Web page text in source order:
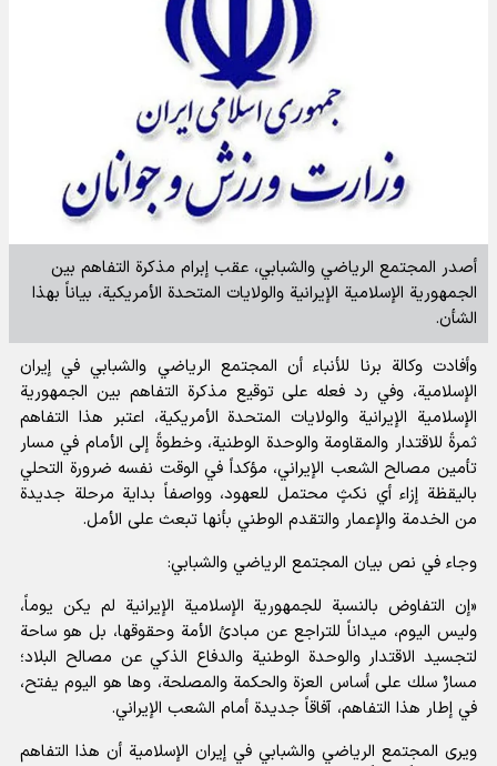
أصدر المجتمع الرياضي والشبابي، عقب إبرام مذكرة التفاهم بين
الجمهورية الإسلامية الإيرانية والولايات المتحدة الأمريكية، بياناً بهذا
الشأن.
وأفادتوكالة برنا للأنباءأن المجتمع الرياضي والشبابي في إيران
الإسلامية، وفي رد فعله على توقيع مذكرة التفاهم بين الجمهورية
الإسلامية الإيرانية والولايات المتحدة الأمريكية، اعتبر هذا التفاهم
ثمرةً للاقتدار والمقاومة والوحدة الوطنية، وخطوةً إلى الأمام في مسار
تأمين مصالح الشعب الإيراني، مؤكداً في الوقت نفسه ضرورة التحلي
باليقظة إزاء أي نكثٍ محتمل للعهود، وواصفاً بداية مرحلة جديدة
من الخدمة والإعمار والتقدم الوطني بأنها تبعث على الأمل.
وجاء في نص بيان المجتمع الرياضي والشبابي:
«إن التفاوض بالنسبة للجمهورية الإسلامية الإيرانية لم يكن يوماً،
وليس اليوم، ميداناً للتراجع عن مبادئ الأمة وحقوقها، بل هو ساحة
لتجسيد الاقتدار والوحدة الوطنية والدفاع الذكي عن مصالح البلاد؛
مسارٌ سلك على أساس العزة والحكمة والمصلحة، وها هو اليوم يفتح،
في إطار هذا التفاهم، آفاقاً جديدة أمام الشعب الإيراني.
ويرى المجتمع الرياضي والشبابي في إيران الإسلامية أن هذا التفاهم